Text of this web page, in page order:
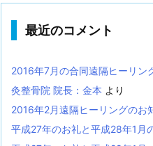
最近のコメント
2016年7月の合同遠隔ヒーリン
灸整骨院 院長：金本 より
2016年2月遠隔ヒーリングのお
平成27年のお礼と平成28年1月